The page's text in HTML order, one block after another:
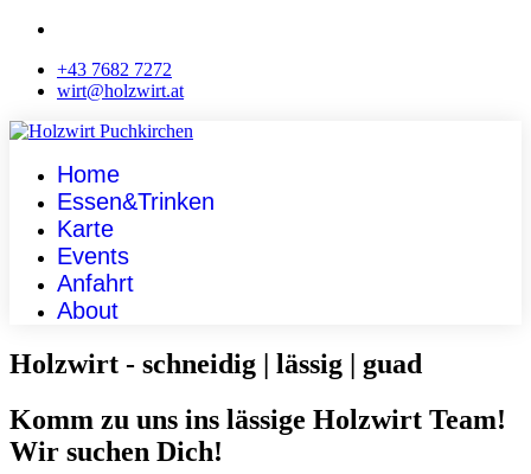
+43 7682 7272
wirt@holzwirt.at
Home
Essen&Trinken
Karte
Events
Anfahrt
About
Holzwirt - schneidig | lässig | guad
Komm zu uns ins lässige Holzwirt Team!
Wir suchen Dich!